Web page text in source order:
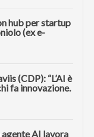
hub per startup
(ex e-
(CDP): “L’AI è
fa innovazione.
agente AI lavora